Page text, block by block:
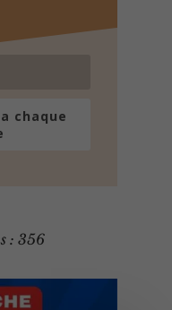
chaque
: 356